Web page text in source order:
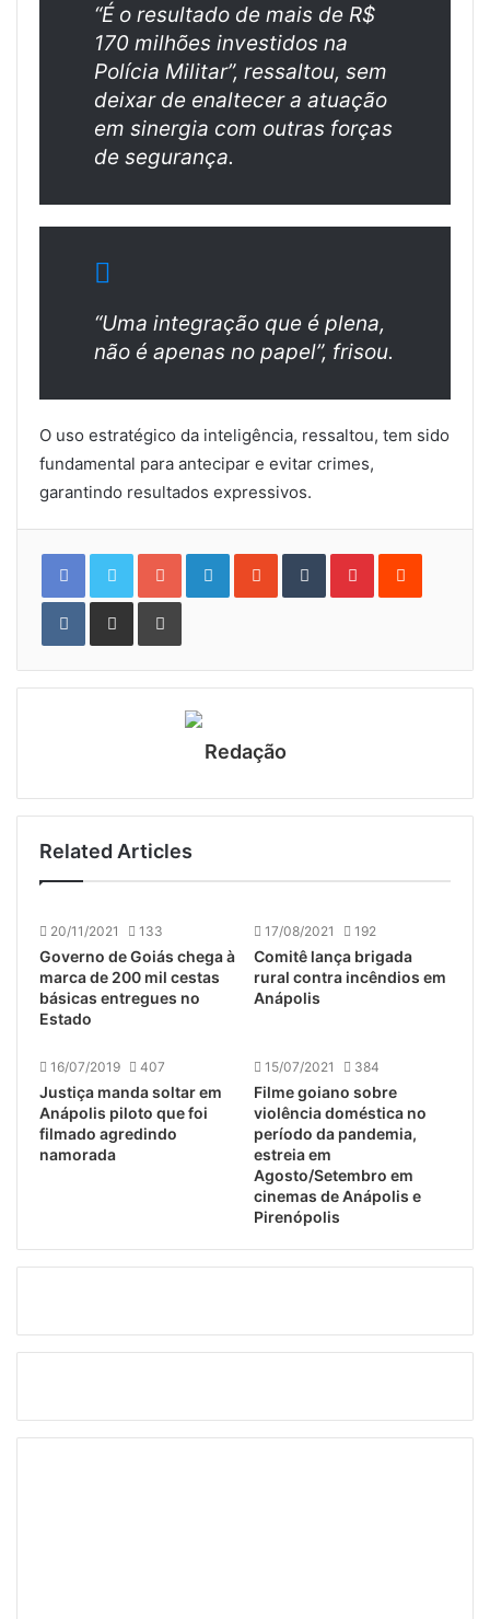
“É o resultado de mais de R$
170 milhões investidos na
Polícia Militar”, ressaltou, sem
deixar de enaltecer a atuação
em sinergia com outras forças
de segurança.
“Uma integração que é plena,
não é apenas no papel”, frisou.
O uso estratégico da inteligência, ressaltou, tem sido
fundamental para antecipar e evitar crimes,
garantindo resultados expressivos.
Google+LinkedInStumbleUpon
TumblrPinterestReddit
VKontakteShare
Email
Print
Redação
Related Articles
20/11/2021 133
Governo de Goiás chega à
marca de 200 mil cestas
básicas entregues no
Estado
17/08/2021 192
Comitê lança brigada
rural contra incêndios em
Anápolis
16/07/2019 407
Justiça manda soltar em
Anápolis piloto que foi
filmado agredindo
namorada
15/07/2021 384
Filme goiano sobre
violência doméstica no
período da pandemia,
estreia em
Agosto/Setembro em
cinemas de Anápolis e
Pirenópolis